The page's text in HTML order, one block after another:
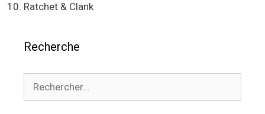
Ratchet & Clank
Recherche